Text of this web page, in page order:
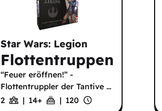
Star Wars: Legion
Flottentruppen
“Feuer eröffnen!” -
Flottentruppler der Tantive …
2
| 14+ | 120